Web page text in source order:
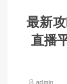
最新
直播
admin